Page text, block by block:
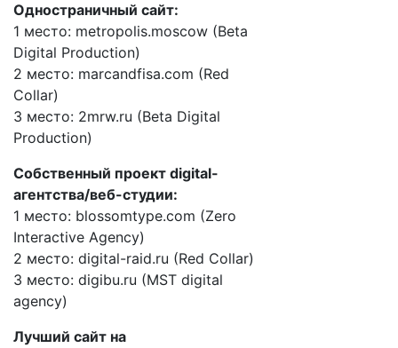
Одностраничный сайт:
1 место: metropolis.moscow (Beta
Digital Production)
2 место: marcandfisa.com (Red
Collar)
3 место: 2mrw.ru (Beta Digital
Production)
Собственный проект digital-
агентства/веб-студии:
1 место: blossomtype.com (Zero
Interactive Agency)
2 место: digital-raid.ru (Red Collar)
3 место: digibu.ru (MST digital
agency)
Лучший сайт на